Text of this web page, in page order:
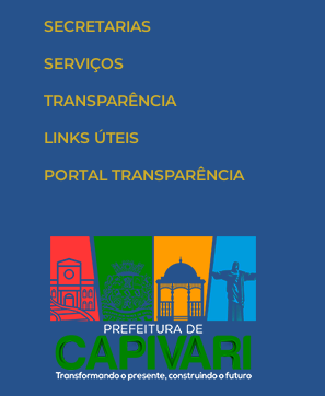
SECRETARIAS
SERVIÇOS
TRANSPARÊNCIA
LINKS ÚTEIS
PORTAL TRANSPARÊNCIA